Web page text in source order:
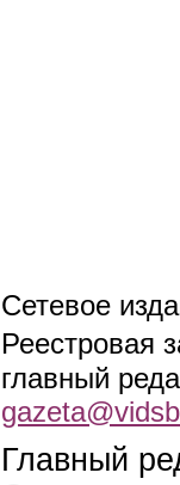
Сетевое
Реестровая
главный
Главный